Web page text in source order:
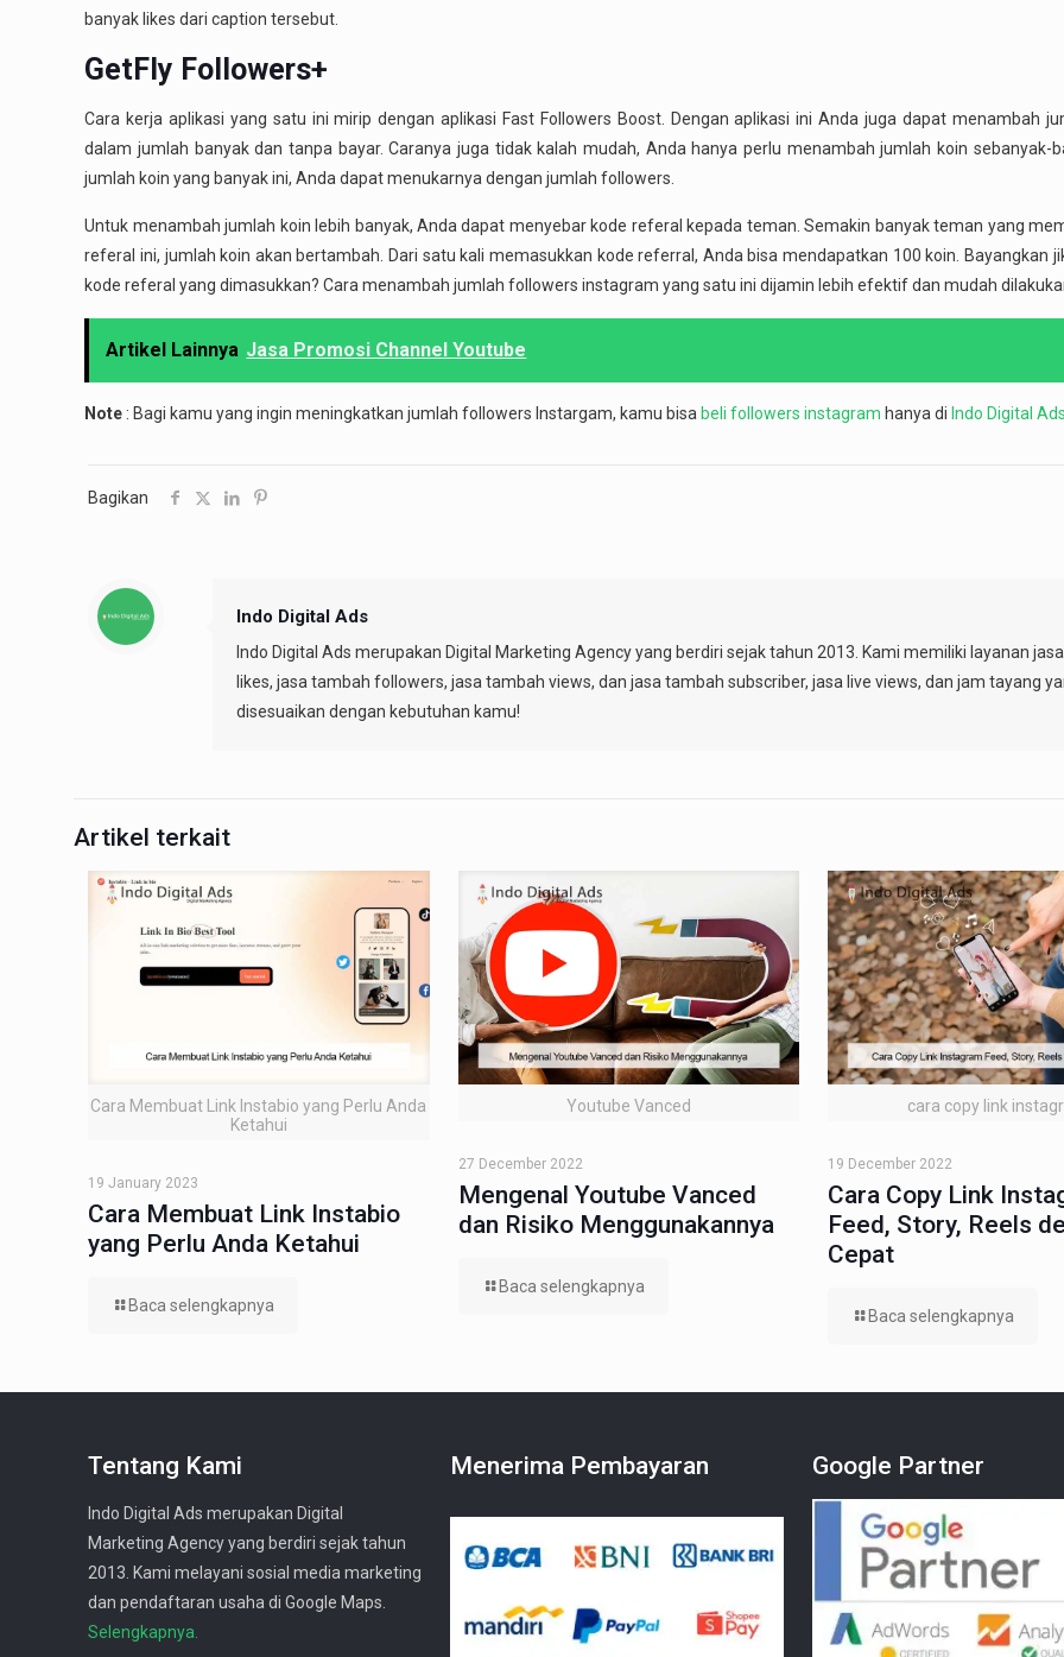
banyak likes dari caption tersebut.
GetFly Followers+
Cara kerja aplikasi yang satu ini mirip dengan aplikasi Fast Followers Boost. Dengan aplikasi ini Anda juga dapat menambah
dalam jumlah banyak dan tanpa bayar. Caranya juga tidak kalah mudah, Anda hanya perlu menambah jumlah koin sebanyak-
jumlah koin yang banyak ini, Anda dapat menukarnya dengan jumlah followers.
Untuk menambah jumlah koin lebih banyak, Anda dapat menyebar kode referal kepada teman. Semakin banyak teman yang
referal ini, jumlah koin akan bertambah. Dari satu kali memasukkan kode referral, Anda bisa mendapatkan 100 koin. Bayangkan
kode referal yang dimasukkan? Cara menambah jumlah followers instagram yang satu ini dijamin lebih efektif dan mudah
Artikel Lainnya Jasa Promosi Channel Youtube
Note : Bagi kamu yang ingin meningkatkan jumlah followers Instargam, kamu bisa beli followers instagram hanya di Indo Digital
Bagikan
Indo Digital Ads
Indo Digital Ads merupakan Digital Marketing Agency yang berdiri sejak tahun 2013. Kami memiliki layanan
likes, jasa tambah followers, jasa tambah views, dan jasa tambah subscriber, jasa live views, dan jam tayang
disesuaikan dengan kebutuhan kamu!
Artikel terkait
Cara Membuat Link Instabio yang Perlu Anda
Ketahui
19 January 2023
Cara Membuat Link Instabio
yang Perlu Anda Ketahui
Baca selengkapnya
Youtube Vanced
27 December 2022
Mengenal Youtube Vanced
dan Risiko Menggunakannya
Baca selengkapnya
cara copy link
19 December 2022
Cara Copy Link
Feed, Story, Reels
Cepat
Baca selengkapnya
Tentang Kami
Indo Digital Ads merupakan Digital
Marketing Agency yang berdiri sejak tahun
2013. Kami melayani sosial media marketing
dan pendaftaran usaha di Google Maps.
Selengkapnya.
Menerima Pembayaran Google Partner